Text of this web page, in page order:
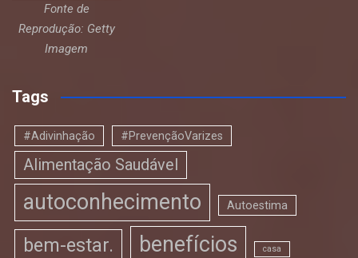
Fonte de
Reprodução: Getty
Imagem
Tags
#Adivinhação #PrevençãoVarizes
Alimentação Saudável
autoconhecimento Autoestima
bem-estar. benefícios casa